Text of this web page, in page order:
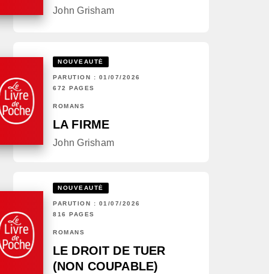
John Grisham
NOUVEAUTÉ
PARUTION : 01/07/2026
672 PAGES
ROMANS
LA FIRME
John Grisham
NOUVEAUTÉ
PARUTION : 01/07/2026
816 PAGES
ROMANS
LE DROIT DE TUER
(NON COUPABLE)